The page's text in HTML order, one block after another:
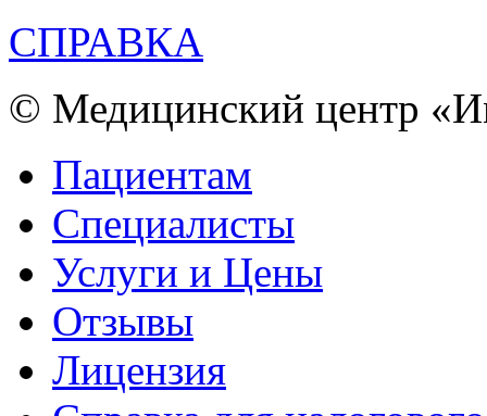
СПРАВКА
© Медицинский центр
Пациентам
Специалисты
Услуги и Цены
Отзывы
Лицензия